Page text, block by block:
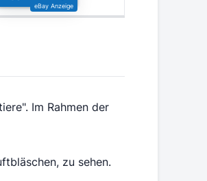
Im Rahmen der
zu sehen.